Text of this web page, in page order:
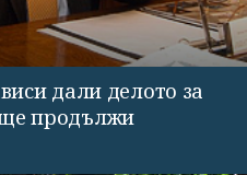
дали делото за
продължи